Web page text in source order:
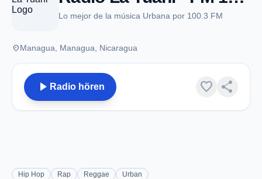
Lo mejor de la música Urbana por 100.3 FM
placeManagua, Managua, Nicaragua
play_arrow Radio hören favorite share
Hip Hop Rap Reggae Urban